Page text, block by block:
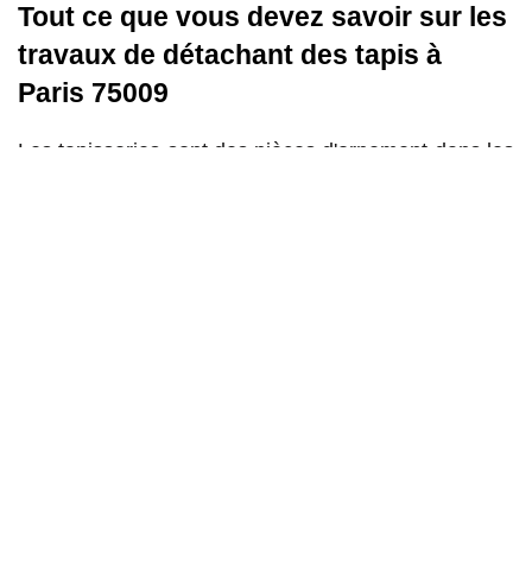
Tout ce que vous devez savoir sur les
travaux de détachant des tapis à
Paris 75009
Les tapisseries sont des pièces d'ornement dans les